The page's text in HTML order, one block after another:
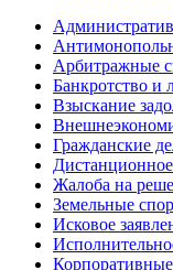
Арбитражные
Банкротство и
Взыскание
Гражданские
Жалоба на
Земельные
Исковое